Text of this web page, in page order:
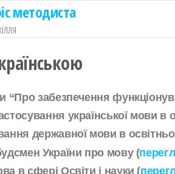
методиста
“Про забезпечення
української мови в
державної мови в
України про мову (
в сфері Освіти і науки (